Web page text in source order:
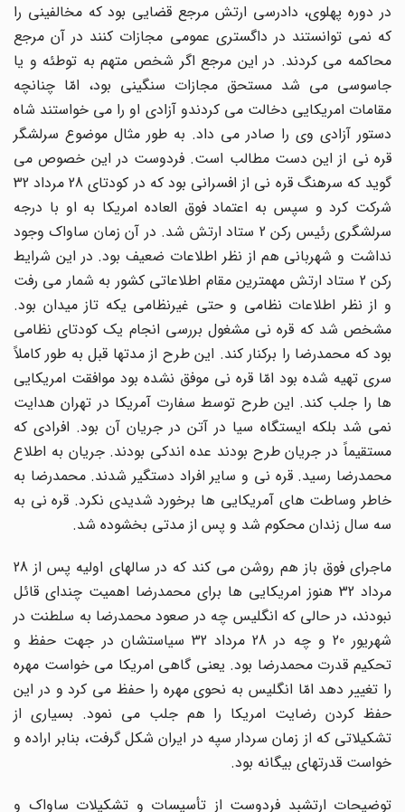
در دوره پهلوی، دادرسی ارتش مرجع قضایی بود که مخالفینی را
که نمی توانستند در داگستری عمومی مجازات کنند در آن مرجع
محاکمه می کردند. در این مرجع اگر شخص متهم به توطئه و یا
جاسوسی می شد مستحق مجازات سنگینی بود، امّا چنانچه
مقامات امریکایی دخالت می کردندو آزادی او را می خواستند شاه
دستور آزادی وی را صادر می داد. به طور مثال موضوع سرلشگر
قره نی از این دست مطالب است. فردوست در این خصوص می
گوید که سرهنگ قره نی از افسرانی بود که در کودتای 28 مرداد 32
شرکت کرد و سپس به اعتماد فوق العاده امریکا به او با درجه
سرلشگری رئیس رکن 2 ستاد ارتش شد. در آن زمان ساواک وجود
نداشت و شهربانی هم از نظر اطلاعات ضعیف بود. در این شرایط
رکن 2 ستاد ارتش مهمترین مقام اطلاعاتی کشور به شمار می رفت
و از نظر اطلاعات نظامی و حتی غیرنظامی یکه تاز میدان بود.
مشخص شد که قره نی مشغول بررسی انجام یک کودتای نظامی
بود که محمدرضا را برکنار کند. این طرح از مدتها قبل به طور کاملاً
سری تهیه شده بود امّا قره نی موفق نشده بود موافقت امریکایی
ها را جلب کند. این طرح توسط سفارت آمریکا در تهران هدایت
نمی شد بلکه ایستگاه سیا در آتن در جریان آن بود. افرادی که
مستقیماً در جریان طرح بودند عده اندکی بودند. جریان به اطلاع
محمدرضا رسید. قره نی و سایر افراد دستگیر شدند. محمدرضا به
خاطر وساطت های آمریکایی ها برخورد شدیدی نکرد. قره نی به
سه سال زندان محکوم شد و پس از مدتی بخشوده شد.
ماجرای فوق باز هم روشن می کند که در سالهای اولیه پس از 28
مرداد 32 هنوز امریکایی ها برای محمدرضا اهمیت چندای قائل
نبودند، در حالی که انگلیس چه در صعود محمدرضا به سلطنت در
شهریور 20 و چه در 28 مرداد 32 سیاستشان در جهت حفظ و
تحکیم قدرت محمدرضا بود. یعنی گاهی امریکا می خواست مهره
را تغییر دهد امّا انگلیس به نحوی مهره را حفظ می کرد و در این
حفظ کردن رضایت امریکا را هم جلب می نمود. بسیاری از
تشکیلاتی که از زمان سردار سپه در ایران شکل گرفت، بنابر اراده و
خواست قدرتهای بیگانه بود.
توضیحات ارتشبد فردوست از تأسیسات و تشکیلات ساواک و